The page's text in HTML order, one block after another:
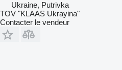
Ukraine, Putrivka
TOV "KLAAS Ukrayina"
Contacter le vendeur